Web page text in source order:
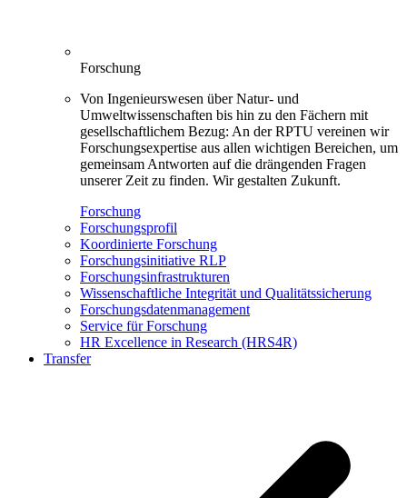
Forschung
Von Ingenieurswesen über Natur- und
Umweltwissenschaften bis hin zu den Fächern mit
gesellschaftlichem Bezug: An der RPTU vereinen wir
Forschungsexpertise aus allen wichtigen Bereichen, um
gemeinsam Antworten auf die drängenden Fragen
unserer Zeit zu finden. Wir gestalten Zukunft.
Forschung
Forschungsprofil
Koordinierte Forschung
Forschungsinitiative RLP
Forschungsinfrastrukturen
Wissenschaftliche Integrität und Qualitätssicherung
Forschungsdatenmanagement
Service für Forschung
HR Excellence in Research (HRS4R)
Transfer